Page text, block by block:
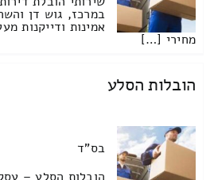
במרכז, גוש דן
אמינות ודייקנות
מחירי […]
הובלות הסלע
בס"ד